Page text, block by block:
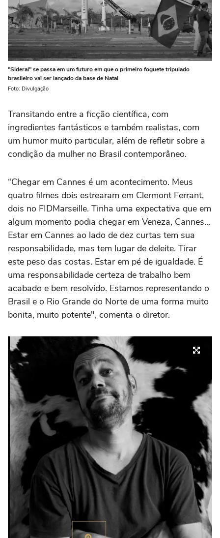
"Sideral" se passa em um futuro em que o primeiro foguete tripulado
brasileiro vai ser lançado da base de Natal
Foto: Divulgação
Transitando entre a ficção científica, com
ingredientes fantásticos e também realistas, com
um humor muito particular, além de refletir sobre a
condição da mulher no Brasil contemporâneo.
“Chegar em Cannes é um acontecimento. Meus
quatro filmes dois estrearam em Clermont Ferrant,
dois no FIDMarseille. Tinha uma expectativa que em
algum momento podia chegar em Veneza, Cannes...
Estar em Cannes ao lado de dez curtas tem sua
responsabilidade, mas tem lugar de deleite. Tirar
este peso das costas. Estar em pé de igualdade. É
uma responsabilidade certeza de trabalho bem
acabado e bem resolvido. Estamos representando o
Brasil e o Rio Grande do Norte de uma forma muito
bonita, muito potente", comenta o diretor.